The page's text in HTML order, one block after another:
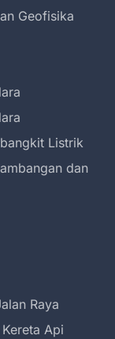
Geofisika
Listrik
dan
Raya
Api